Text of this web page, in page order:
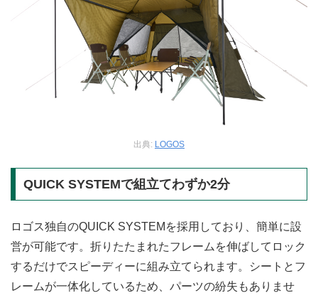
出典: LOGOS
QUICK SYSTEMで組立てわずか2分
ロゴス独自のQUICK SYSTEMを採用しており、簡単に設
営が可能です。折りたたまれたフレームを伸ばしてロック
するだけでスピーディーに組み立てられます。シートとフ
レームが一体化しているため、パーツの紛失もありませ